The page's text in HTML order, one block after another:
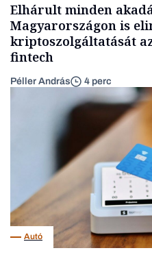
Elhárult minden
Magyarországon is
kriptoszolgáltatását
fintech
Péller András 4 perc
Autó